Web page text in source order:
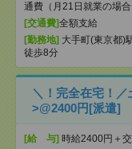
通費（月21日就業の場合
[交通費]全額支給
[勤務地] 大手町(東京都)
徒歩8分
＼！完全在宅！
>@2400円[派遣]
[給 与] 時給2400円＋交